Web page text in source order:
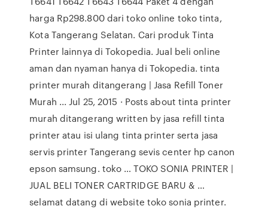
harga Rp298.800 dari toko online toko tinta,
Kota Tangerang Selatan. Cari produk Tinta
Printer lainnya di Tokopedia. Jual beli online
aman dan nyaman hanya di Tokopedia. tinta
printer murah ditangerang | Jasa Refill Toner
Murah ... Jul 25, 2015 · Posts about tinta printer
murah ditangerang written by jasa refill tinta
printer atau isi ulang tinta printer serta jasa
servis printer Tangerang sevis center hp canon
epson samsung. toko … TOKO SONIA PRINTER |
JUAL BELI TONER CARTRIDGE BARU & …
selamat datang di website toko sonia printer.